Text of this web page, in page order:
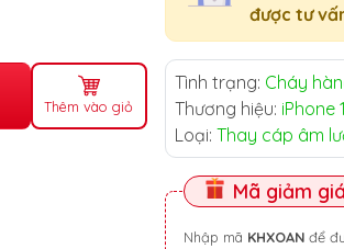
Thêm vào giỏ
được tư
Tình trạng: Cháy
Thương hiệu: iPhone
Loại: Thay cáp âm
Mã giảm giá
Nhập mã KHXOAN